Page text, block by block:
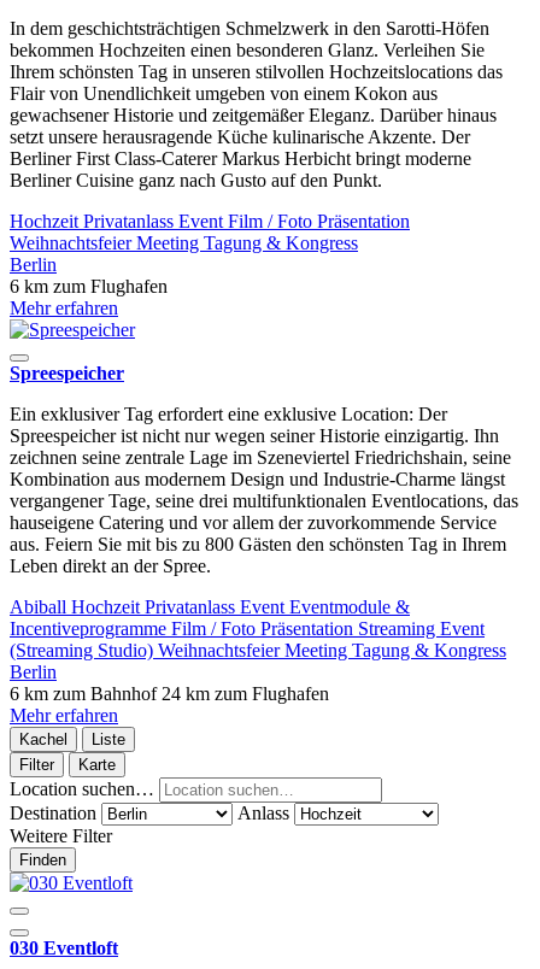
In dem geschichtsträchtigen Schmelzwerk in den Sarotti-Höfen
bekommen Hochzeiten einen besonderen Glanz. Verleihen Sie
Ihrem schönsten Tag in unseren stilvollen Hochzeitslocations das
Flair von Unendlichkeit umgeben von einem Kokon aus
gewachsener Historie und zeitgemäßer Eleganz. Darüber hinaus
setzt unsere herausragende Küche kulinarische Akzente. Der
Berliner First Class-Caterer Markus Herbicht bringt moderne
Berliner Cuisine ganz nach Gusto auf den Punkt.
Hochzeit Privatanlass Event Film / Foto Präsentation
WeihnachtsfeierMeeting Tagung & Kongress
Berlin
6 km zum Flughafen
Mehr erfahren
Spreespeicher
Ein exklusiver Tag erfordert eine exklusive Location: Der
Spreespeicher ist nicht nur wegen seiner Historie einzigartig. Ihn
zeichnen seine zentrale Lage im Szeneviertel Friedrichshain, seine
Kombination aus modernem Design und Industrie-Charme längst
vergangener Tage, seine drei multifunktionalen Eventlocations, das
hauseigene Catering und vor allem der zuvorkommende Service
aus. Feiern Sie mit bis zu 800 Gästen den schönsten Tag in Ihrem
Leben direkt an der Spree.
Abiball Hochzeit Privatanlass Event Eventmodule &
Incentiveprogramme Film / Foto Präsentation Streaming Event
(Streaming Studio) WeihnachtsfeierMeeting Tagung & Kongress
Berlin
6 km zum Bahnhof 24 km zum Flughafen
Mehr erfahren
Kachel
Liste
Filter
Karte
Location suchen…
Destination
Anlass
Weitere Filter
Finden
030 Eventloft